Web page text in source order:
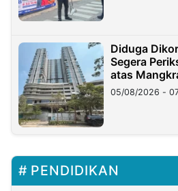
Diduga
Segera
atas
05/08/2026 -
PENDIDIKAN